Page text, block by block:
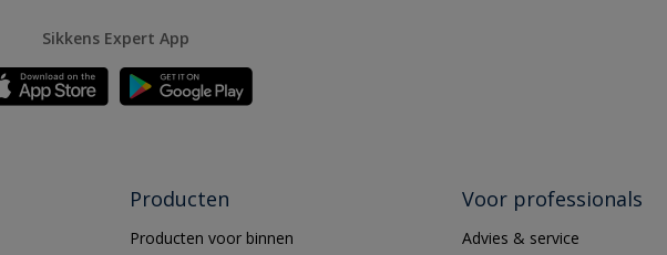
Sikkens Expert App
Producten
Producten voor binnen
Voor professionals
Advies & service